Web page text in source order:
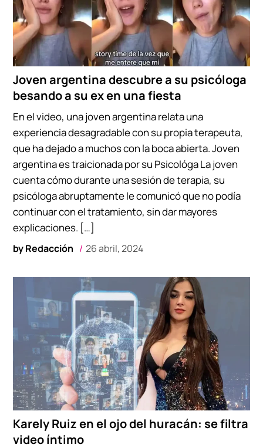
Joven argentina descubre a su psicóloga
besando a su ex en una fiesta
byRedacción 26 abril, 2024
En el video, una joven argentina relata una
experiencia desagradable con su propia terapeuta,
que ha dejado a muchos con la boca abierta. Joven
argentina es traicionada por su Psicológa La joven
cuenta cómo durante una sesión de terapia, su
psicóloga abruptamente le comunicó que no podía
continuar con el tratamiento, sin dar mayores
explicaciones. […]
Karely Ruiz en el ojo del huracán: se filtra
video íntimo